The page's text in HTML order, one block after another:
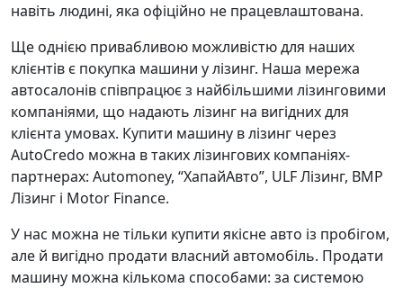
навіть людині, яка офіційно не працевлаштована.
Ще однією привабливою можливістю для наших
клієнтів є покупка машини у лізинг. Наша мережа
автосалонів співпрацює з найбільшими лізинговими
компаніями, що надають лізинг на вигідних для
клієнта умовах. Купити машину в лізинг через
AutoCredo можна в таких лізингових компаніях-
партнерах: Automoney, “ХапайАвто”, ULF Лізинг, BMP
Лізинг і Motor Finance.
У нас можна не тільки купити якісне авто із пробігом,
але й вигідно продати власний автомобіль. Продати
машину можна кількома способами: за системою